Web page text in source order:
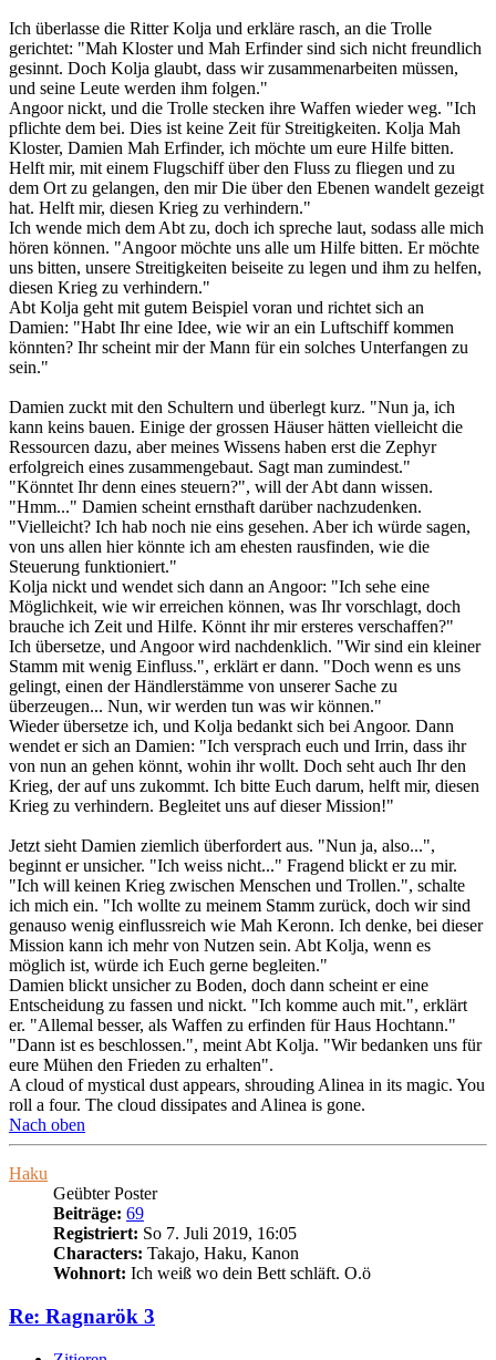
Ich überlasse die Ritter Kolja und erkläre rasch, an die Trolle
gerichtet: "Mah Kloster und Mah Erfinder sind sich nicht freundlich
gesinnt. Doch Kolja glaubt, dass wir zusammenarbeiten müssen,
und seine Leute werden ihm folgen."
Angoor nickt, und die Trolle stecken ihre Waffen wieder weg. "Ich
pflichte dem bei. Dies ist keine Zeit für Streitigkeiten. Kolja Mah
Kloster, Damien Mah Erfinder, ich möchte um eure Hilfe bitten.
Helft mir, mit einem Flugschiff über den Fluss zu fliegen und zu
dem Ort zu gelangen, den mir Die über den Ebenen wandelt gezeigt
hat. Helft mir, diesen Krieg zu verhindern."
Ich wende mich dem Abt zu, doch ich spreche laut, sodass alle mich
hören können. "Angoor möchte uns alle um Hilfe bitten. Er möchte
uns bitten, unsere Streitigkeiten beiseite zu legen und ihm zu helfen,
diesen Krieg zu verhindern."
Abt Kolja geht mit gutem Beispiel voran und richtet sich an
Damien: "Habt Ihr eine Idee, wie wir an ein Luftschiff kommen
könnten? Ihr scheint mir der Mann für ein solches Unterfangen zu
sein."
Damien zuckt mit den Schultern und überlegt kurz. "Nun ja, ich
kann keins bauen. Einige der grossen Häuser hätten vielleicht die
Ressourcen dazu, aber meines Wissens haben erst die Zephyr
erfolgreich eines zusammengebaut. Sagt man zumindest."
"Könntet Ihr denn eines steuern?", will der Abt dann wissen.
"Hmm..." Damien scheint ernsthaft darüber nachzudenken.
"Vielleicht? Ich hab noch nie eins gesehen. Aber ich würde sagen,
von uns allen hier könnte ich am ehesten rausfinden, wie die
Steuerung funktioniert."
Kolja nickt und wendet sich dann an Angoor: "Ich sehe eine
Möglichkeit, wie wir erreichen können, was Ihr vorschlagt, doch
brauche ich Zeit und Hilfe. Könnt ihr mir ersteres verschaffen?"
Ich übersetze, und Angoor wird nachdenklich. "Wir sind ein kleiner
Stamm mit wenig Einfluss.", erklärt er dann. "Doch wenn es uns
gelingt, einen der Händlerstämme von unserer Sache zu
überzeugen... Nun, wir werden tun was wir können."
Wieder übersetze ich, und Kolja bedankt sich bei Angoor. Dann
wendet er sich an Damien: "Ich versprach euch und Irrin, dass ihr
von nun an gehen könnt, wohin ihr wollt. Doch seht auch Ihr den
Krieg, der auf uns zukommt. Ich bitte Euch darum, helft mir, diesen
Krieg zu verhindern. Begleitet uns auf dieser Mission!"
Jetzt sieht Damien ziemlich überfordert aus. "Nun ja, also...",
beginnt er unsicher. "Ich weiss nicht..." Fragend blickt er zu mir.
"Ich will keinen Krieg zwischen Menschen und Trollen.", schalte
ich mich ein. "Ich wollte zu meinem Stamm zurück, doch wir sind
genauso wenig einflussreich wie Mah Keronn. Ich denke, bei dieser
Mission kann ich mehr von Nutzen sein. Abt Kolja, wenn es
möglich ist, würde ich Euch gerne begleiten."
Damien blickt unsicher zu Boden, doch dann scheint er eine
Entscheidung zu fassen und nickt. "Ich komme auch mit.", erklärt
er. "Allemal besser, als Waffen zu erfinden für Haus Hochtann."
"Dann ist es beschlossen.", meint Abt Kolja. "Wir bedanken uns für
eure Mühen den Frieden zu erhalten".
A cloud of mystical dust appears, shrouding Alinea in its magic. You
roll a four. The cloud dissipates and Alinea is gone.
Nach oben
Haku
Geübter Poster
Beiträge: 69
Registriert: So 7. Juli 2019, 16:05
Characters: Takajo, Haku, Kanon
Wohnort: Ich weiß wo dein Bett schläft. O.ö
Re: Ragnarök 3